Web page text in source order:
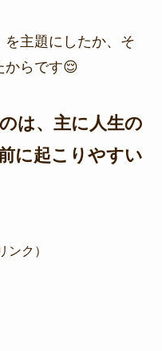
主題にしたか、そ
からです😌
は、主に人生の
に起こりやすい
ンク）